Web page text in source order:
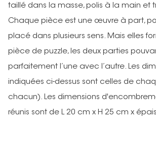
taillé dans la masse, polis à la main et
Chaque pièce est une œuvre à part,
placé dans plusieurs sens. Mais elles
pièce de puzzle, les deux parties
parfaitement l’une avec l’autre. Les
indiquées ci-dessus sont celles de
chacun). Les dimensions
réunis sont de L 20 cm x H 25 cm x